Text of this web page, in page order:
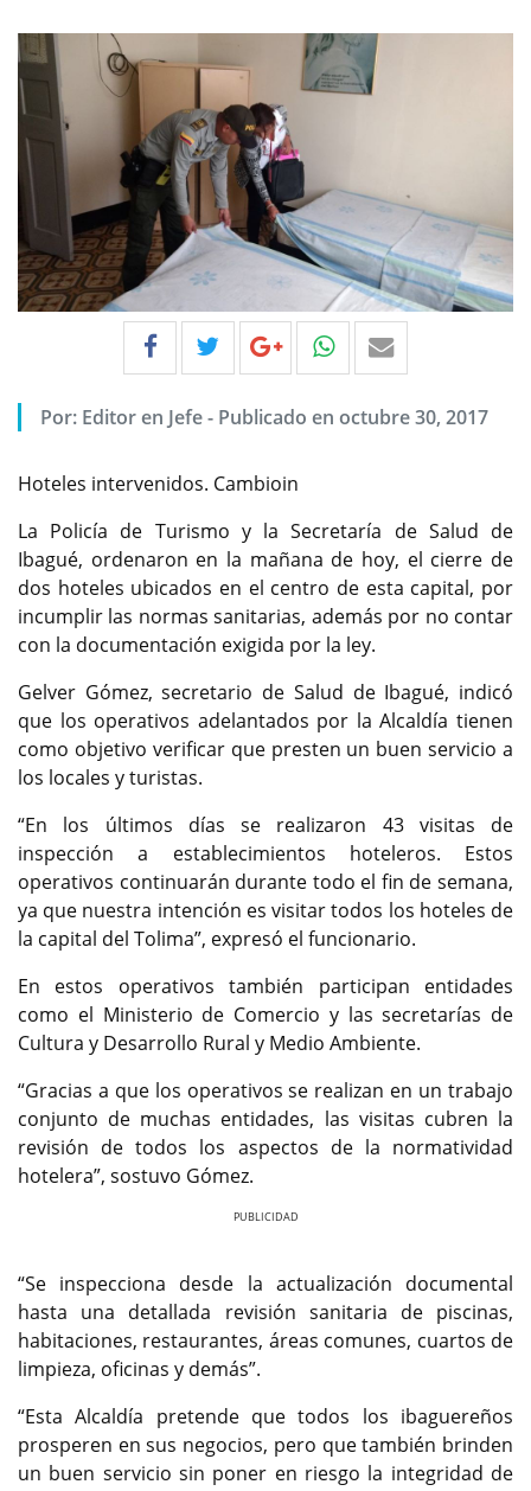
Por: Editor en Jefe- Publicado en octubre 30, 2017
Hoteles intervenidos. Cambioin
La Policía de Turismo y la Secretaría de Salud de
Ibagué, ordenaron en la mañana de hoy, el cierre de
dos hoteles ubicados en el centro de esta capital, por
incumplir las normas sanitarias, además por no contar
con la documentación exigida por la ley.
Gelver Gómez, secretario de Salud de Ibagué, indicó
que los operativos adelantados por la Alcaldía tienen
como objetivo verificar que presten un buen servicio a
los locales y turistas.
“En los últimos días se realizaron 43 visitas de
inspección a establecimientos hoteleros. Estos
operativos continuarán durante todo el fin de semana,
ya que nuestra intención es visitar todos los hoteles de
la capital del Tolima”, expresó el funcionario.
En estos operativos también participan entidades
como el Ministerio de Comercio y las secretarías de
Cultura y Desarrollo Rural y Medio Ambiente.
“Gracias a que los operativos se realizan en un trabajo
conjunto de muchas entidades, las visitas cubren la
revisión de todos los aspectos de la normatividad
hotelera”, sostuvo Gómez.
“Se inspecciona desde la actualización documental
hasta una detallada revisión sanitaria de piscinas,
habitaciones, restaurantes, áreas comunes, cuartos de
limpieza, oficinas y demás”.
“Esta Alcaldía pretende que todos los ibaguereños
prosperen en sus negocios, pero que también brinden
un buen servicio sin poner en riesgo la integridad de